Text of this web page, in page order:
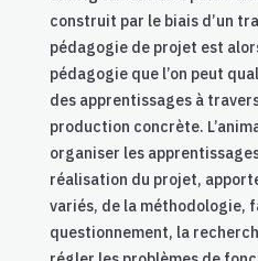
construit par le biais d’un
pédagogie de projet est
pédagogie que l’on peut
des apprentissages à
production concrète.
organiser les
réalisation du projet,
variés, de la méthodologie,
questionnement, la